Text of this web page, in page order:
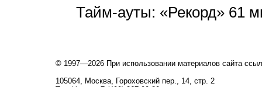
Тайм-ауты: «Рекорд» 61
© 1997—2026 При использовании материалов сайта
105064, Москва, Гороховский пер., 14, стр. 2